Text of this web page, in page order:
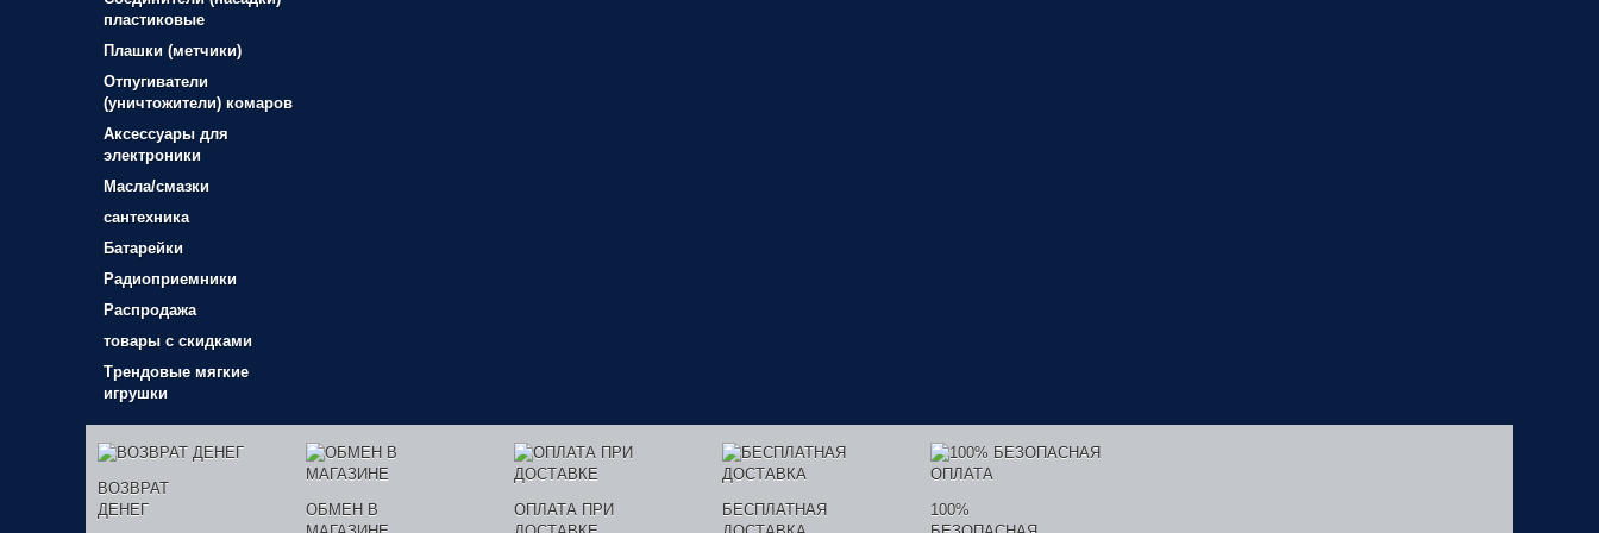
пластиковые
Плашки (метчики)
Отпугиватели
(уничтожители) комаров
Аксессуары для
электроники
Масла/смазки
сантехника
Батарейки
Радиоприемники
Распродажа
товары с скидками
Трендовые мягкие
игрушки
ВОЗВРАТ
ДЕНЕГ
ОБМЕН В
ОПЛАТА ПРИ
БЕСПЛАТНАЯ
100%